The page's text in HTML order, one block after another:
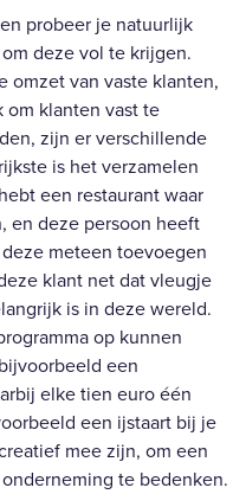
probeer je natuurlijk
deze vol te krijgen.
omzet van vaste klanten,
om klanten vast te
zijn er verschillende
is het verzamelen
een restaurant waar
en deze persoon heeft
meteen toevoegen
klant net dat vleugje
is in deze wereld.
op kunnen
een
elke tien euro één
een ijstaart bij je
mee zijn, om een
te bedenken.